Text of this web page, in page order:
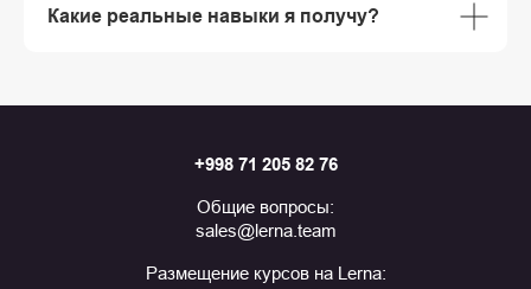
Какие реальные навыки я получу?
+998 71 205 82 76
Общие вопросы:
sales@lerna.team
Размещение курсов на Lerna: